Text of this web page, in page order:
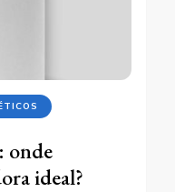
onde
ideal?